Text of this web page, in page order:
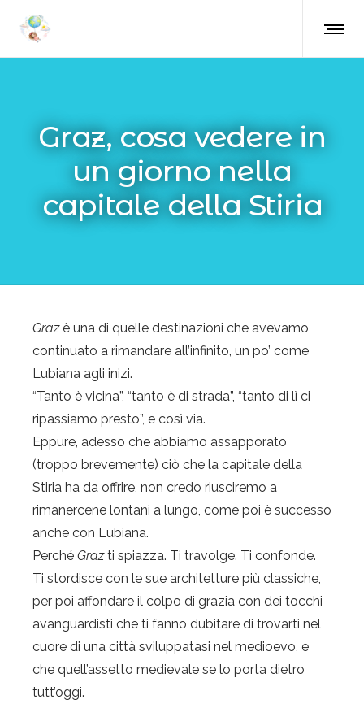
Graz, cosa vedere in
un giorno nella
capitale della Stiria
Grazè una di quelle destinazioni che avevamo
continuato a rimandare all’infinito, un po’ come
Lubiana agli inizi.
“Tanto è vicina”, “tanto è di strada”, “tanto di lì ci
ripassiamo presto”, e così via.
Eppure, adesso che abbiamo assapporato
(troppo brevemente) ciò che la capitale della
Stiria ha da offrire, non credo riusciremo a
rimanercene lontani a lungo, come poi è successo
anche con Lubiana.
Perché Grazti spiazza. Ti travolge. Ti confonde.
Ti stordisce con le sue architetture più classiche,
per poi affondare il colpo di grazia con dei tocchi
avanguardisti che ti fanno dubitare di trovarti nel
cuore di una città sviluppatasi nel medioevo, e
che quell’assetto medievale se lo porta dietro
tutt’oggi.